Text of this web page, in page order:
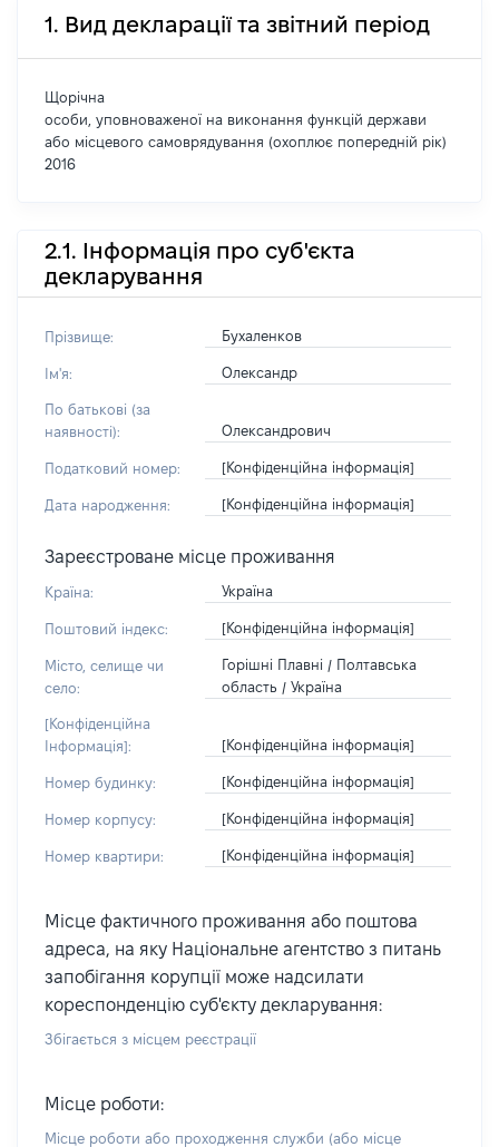
1. Вид декларації та звітний період
Щорічна
особи, уповноваженої на виконання функцій держави
або місцевого самоврядування (охоплює попередній рік)
2016
2.1. Інформація про суб'єкта
декларування
Прізвище: Бухаленков
Ім'я: Олександр
По батькові (за
наявності):
Олександрович
Податковий номер: [Конфіденційна інформація]
Дата народження: [Конфіденційна інформація]
Зареєстроване місце проживання
Країна: Україна
Поштовий індекс: [Конфіденційна інформація]
Місто, селище чи
село:
Горішні Плавні / Полтавська
область / Україна
[Конфіденційна
Інформація]:
[Конфіденційна інформація]
Номер будинку: [Конфіденційна інформація]
Номер корпусу: [Конфіденційна інформація]
Номер квартири: [Конфіденційна інформація]
Місце фактичного проживання або поштова
адреса, на яку Національне агентство з питань
запобігання корупції може надсилати
кореспонденцію суб'єкту декларування:
Збігається з місцем реєстрації
Місце роботи:
Місце роботи або проходження служби (або місце